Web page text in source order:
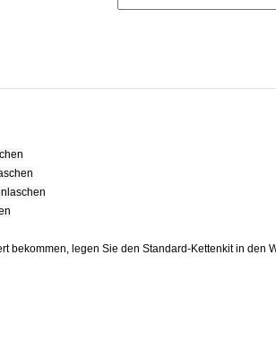
bekommen, legen Sie den Standard-Kettenkit in den